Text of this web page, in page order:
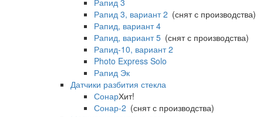
Рапид 3
Рапид 3, вариант 2 (снят с производства)
Рапид, вариант 4
Рапид, вариант 5 (снят с производства)
Рапид-10, вариант 2
Photo Express Solo
Рапид Эк
Датчики разбития стекла
СонарХит!
Сонар-2 (снят с производства)